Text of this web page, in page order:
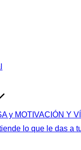
y MOTIVACIÓN Y
lo que le das a